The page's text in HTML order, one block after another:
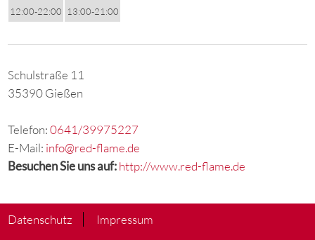
12:00-22:00
13:00-21:00
Schulstraße 11
35390 Gießen
Telefon:0641/39975227
E-Mail: info@red-flame.de
Besuchen Sie uns auf:http://www.red-flame.de
Datenschutz Impressum